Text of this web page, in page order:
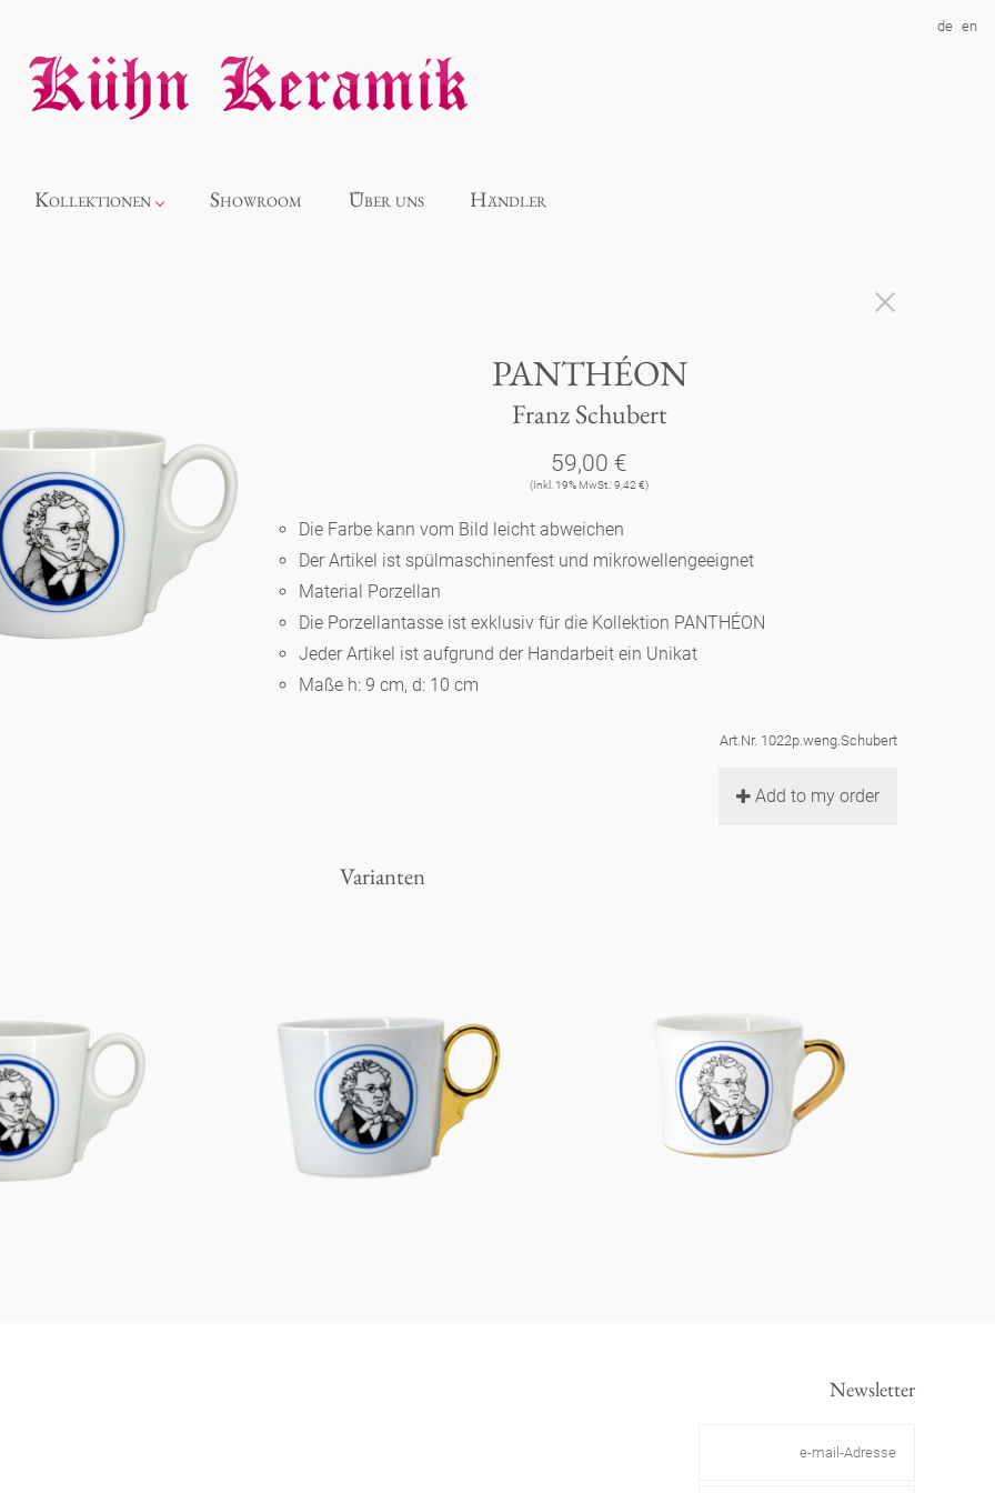
de en
Kollektionen
Souvenir
Berlin
Slumberland
Berliner Duft
Einzelstücke
Showroom Über uns Händler
PANTHÉON
Franz Schubert
59,00 €
(Inkl. 19% MwSt.: 9,42 €)
Die Farbe kann vom Bild leicht abweichen
Der Artikel ist spülmaschinenfest und mikrowellengeeignet
Material Porzellan
Die Porzellantasse ist exklusiv für die Kollektion PANTHÉON
Jeder Artikel ist aufgrund der Handarbeit ein Unikat
Maße h: 9 cm, d: 10 cm
Art.Nr. 1022p.weng.Schubert
Add to my order
Varianten
Newsletter